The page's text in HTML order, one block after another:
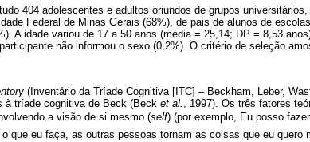
404 adolescentes e adultos oriundos de grupos
Federal de Minas Gerais (68%), de pais de alunos de
A idade variou de 17 a 50 anos (média = 25,14; DP = 8,53
não informou o sexo (0,2%). O critério de seleção
(Inventário da Tríade Cognitiva [ITC] – Beckham, Leber,
à tríade cognitiva de Beck (Beck et al.
, 1997). Os três fatores
a visão de si mesmo (self) (por exemplo, Eu posso
o que eu faça, as outras pessoas tornam as coisas que eu quero